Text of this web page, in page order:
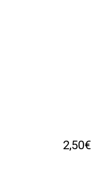
2,50€